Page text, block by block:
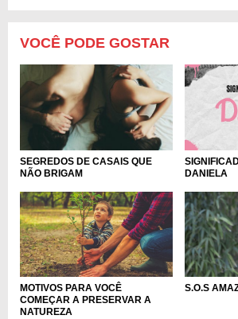
VOCÊ PODE GOSTAR
SEGREDOS DE CASAIS QUE
NÃO BRIGAM
DANIELA
MOTIVOS PARA VOCÊ
COMEÇAR A PRESERVAR A
NATUREZA
S.O.S